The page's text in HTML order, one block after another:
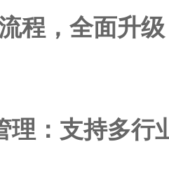
程，全面升级
理：支持多行